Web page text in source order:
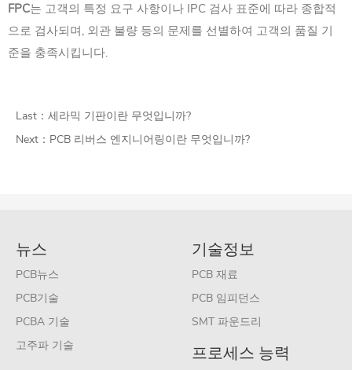
FPC는 고객의 특정 요구 사항이나 IPC 검사 표준에 따라 종합적
으로 검사되며, 외관 불량 등의 문제를 선별하여 고객의 품질 기
준을 충족시킵니다.
Last： 세라믹 기판이란 무엇입니까?
Next： PCB 리버스 엔지니어링이란 무엇입니까?
뉴스
PCB뉴스
PCB기술
PCBA 기술
고주파 기술
기술정보
PCB 재료
PCB 임피던스
SMT 파운드리
프로세스 능력